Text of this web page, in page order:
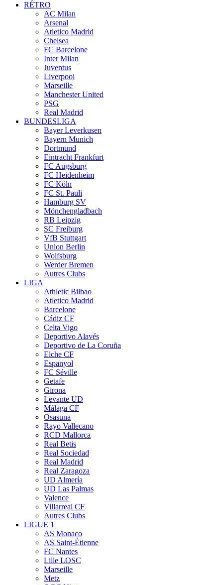
RÉTRO
AC Milan
Arsenal
Atletico Madrid
Chelsea
FC Barcelone
Inter Milan
Juventus
Liverpool
Marseille
Manchester United
PSG
Real Madrid
BUNDESLIGA
Bayer Leverkusen
Bayern Munich
Dortmund
Eintracht Frankfurt
FC Augsburg
FC Heidenheim
FC Köln
FC St. Pauli
Hamburg SV
Mönchengladbach
RB Leipzig
SC Freiburg
VfB Stuttgart
Union Berlin
Wolfsburg
Werder Bremen
Autres Clubs
LIGA
Athletic Bilbao
Atletico Madrid
Barcelone
Cádiz CF
Celta Vigo
Deportivo Alavés
Deportivo de La Coruña
Elche CF
Espanyol
FC Séville
Getafe
Girona
Levante UD
Málaga CF
Osasuna
Rayo Vallecano
RCD Mallorca
Real Betis
Real Sociedad
Real Madrid
Real Zaragoza
UD Almería
UD Las Palmas
Valence
Villarreal CF
Autres Clubs
LIGUE 1
AS Monaco
AS Saint-Étienne
FC Nantes
Lille LOSC
Marseille
Metz